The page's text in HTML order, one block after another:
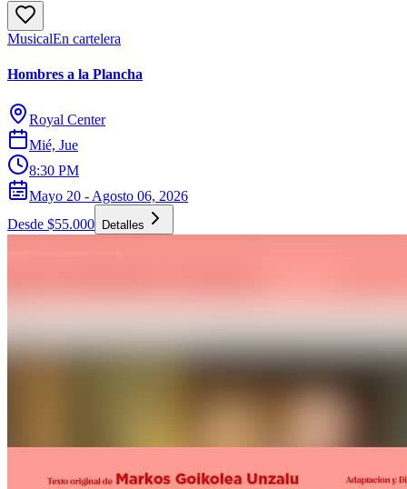
MusicalEn cartelera
Hombres a la Plancha
Royal Center
Mié, Jue
8:30 PM
Mayo 20 - Agosto 06, 2026
Desde $55.000 Detalles